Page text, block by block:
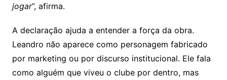
jogar”, afirma.
A declaração ajuda a entender a força da obra.
Leandro não aparece como personagem fabricado
por marketing ou por discurso institucional. Ele fala
como alguém que viveu o clube por dentro, mas